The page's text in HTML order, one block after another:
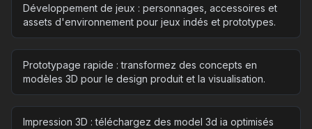
Développement de jeux : personnages, accessoires et
assets d'environnement pour jeux indés et prototypes.
Prototypage rapide : transformez des concepts en
modèles 3D pour le design produit et la visualisation.
Impression 3D : téléchargez des model 3d ia optimisés